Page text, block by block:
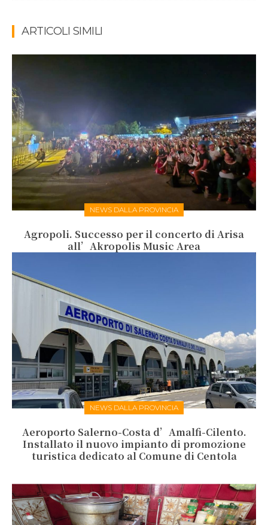
ARTICOLI SIMILI
NEWS DALLA PROVINCIA
Agropoli. Successo per il concerto di Arisa
all’Akropolis Music Area
NEWS DALLA PROVINCIA
Aeroporto Salerno-Costa d’Amalfi-Cilento.
Installato il nuovo impianto di promozione
turistica dedicato al Comune di Centola